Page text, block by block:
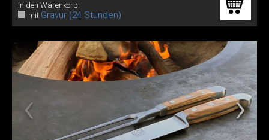
In den Warenkorb:
mit Gravur (24 Stunden)